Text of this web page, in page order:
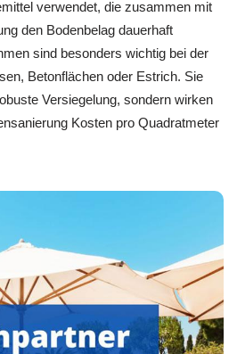
verwendet, die zusammen mit
den Bodenbelag dauerhaft
sind besonders wichtig bei der
Betonflächen oder Estrich. Sie
Versiegelung, sondern wirken
Kosten pro Quadratmeter